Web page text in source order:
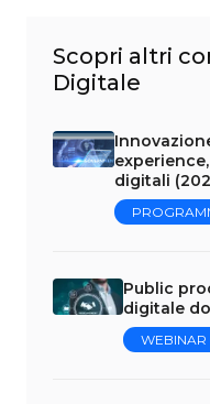
Scopri altri
Digitale
digitali
Public
digitale
WEBINAR